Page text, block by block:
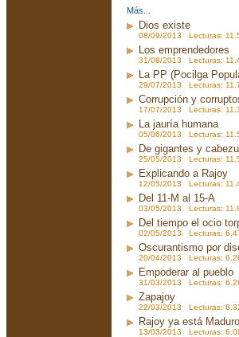
Más...
Dios existe
08/09/2013 Lecturas:
Los emprendedores
31/08/2013 Lecturas:
La PP (Pocilga
29/07/2013 Lecturas:
Corrupción y
17/07/2013 Lecturas:
La jauría humana
05/06/2013 Lecturas:
De gigantes y
25/05/2013 Lecturas:
Explicando a Rajoy
12/05/2013 Lecturas:
Del 11-M al 15-A
03/05/2013 Lecturas:
Del tiempo el ocio
02/05/2013 Lecturas:
Oscurantismo por
20/04/2013 Lecturas:
Empoderar al pueblo
31/03/2013 Lecturas:
Zapajoy
22/03/2013 Lecturas:
Rajoy ya está Maduro
13/03/2013 Lecturas: